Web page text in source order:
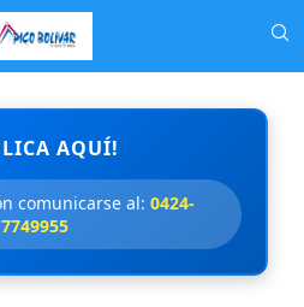
AQUÍ!
comunicarse al: 0424-
7749955